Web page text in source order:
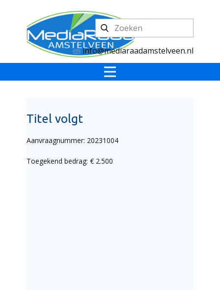
info@mediaraadamstelveen.nl
Titel volgt
Aanvraagnummer: 20231004
Toegekend bedrag: € 2.500